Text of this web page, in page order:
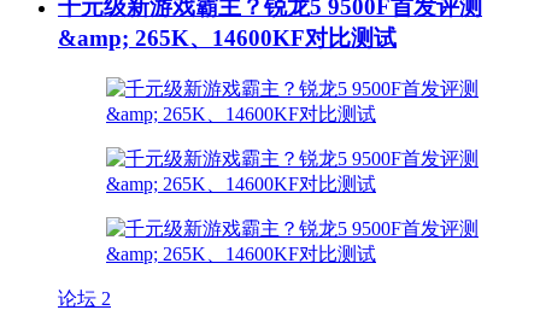
千元级新游戏霸主？锐龙5 9500F首发评测
&amp; 265K、14600KF对比测试
论坛 2